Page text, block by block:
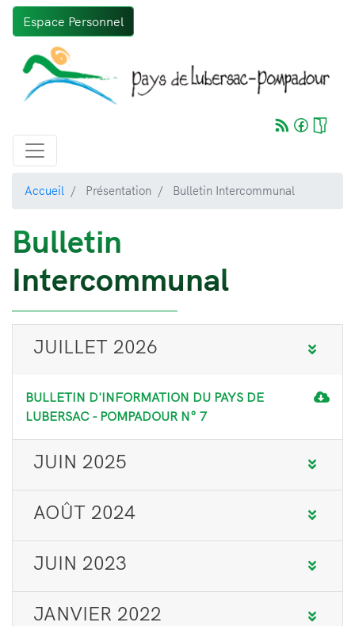
principal
Espace Personnel
Accueil Présentation Bulletin Intercommunal
Bulletin
Intercommunal
JUILLET 2026
BULLETIN D'INFORMATION DU PAYS DE
LUBERSAC - POMPADOUR N° 7
JUIN 2025
AOÛT 2024
JUIN 2023
JANVIER 2022